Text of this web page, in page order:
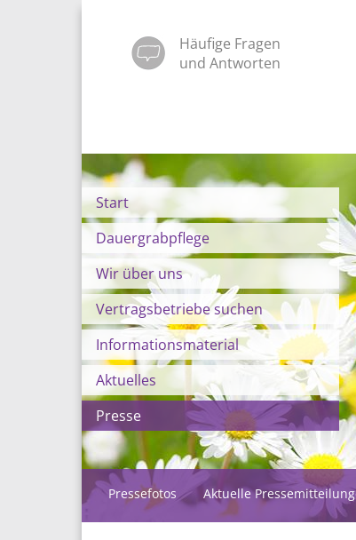
Häufige Fragen
und Antworten
Start
Dauergrabpflege
Wir über uns
Vertragsbetriebe suchen
Informationsmaterial
Aktuelles
Presse
Pressefotos Aktuelle